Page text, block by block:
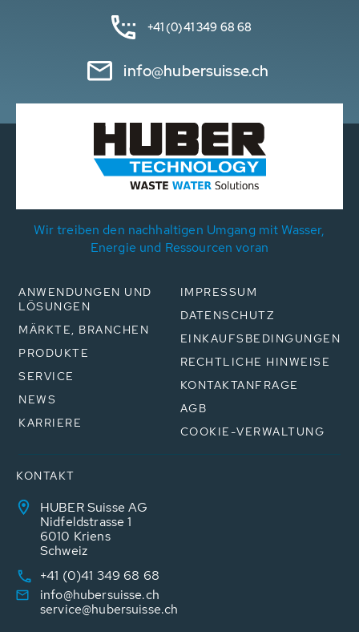
+41 (0)41 349 68 68
info@hubersuisse.ch
Wir treiben den nachhaltigen Umgang mit Wasser,
Energie und Ressourcen voran
ANWENDUNGEN UND
LÖSUNGEN
MÄRKTE, BRANCHEN
PRODUKTE
SERVICE
NEWS
KARRIERE
IMPRESSUM
DATENSCHUTZ
EINKAUFSBEDINGUNGEN
RECHTLICHE HINWEISE
KONTAKTANFRAGE
AGB
COOKIE-VERWALTUNG
KONTAKT
HUBER Suisse AG
Nidfeldstrasse 1
6010 Kriens
Schweiz
+41 (0)41 349 68 68
info@hubersuisse.ch
service@hubersuisse.ch